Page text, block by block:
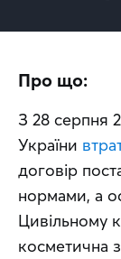
Про що:
З 28 серпня
України
договір
нормами, а
Цивільному
косметична